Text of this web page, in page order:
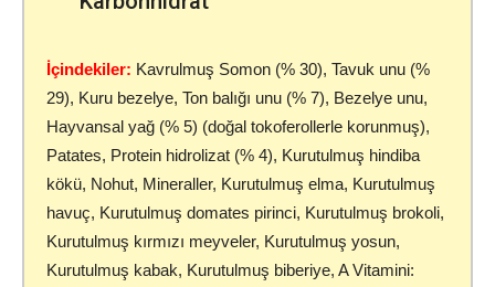
İçindekiler: Kavrulmuş Somon (% 30), Tavuk unu (%
29), Kuru bezelye, Ton balığı unu (% 7), Bezelye unu,
Hayvansal yağ (% 5) (doğal tokoferollerle korunmuş),
Patates, Protein hidrolizat (% 4), Kurutulmuş hindiba
kökü, Nohut, Mineraller, Kurutulmuş elma, Kurutulmuş
havuç, Kurutulmuş domates pirinci, Kurutulmuş brokoli,
Kurutulmuş kırmızı meyveler, Kurutulmuş yosun,
Kurutulmuş kabak, Kurutulmuş biberiye, A Vitamini: